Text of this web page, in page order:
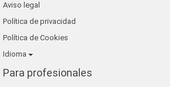
Aviso legal
Política de privacidad
Política de Cookies
Idioma
Para profesionales